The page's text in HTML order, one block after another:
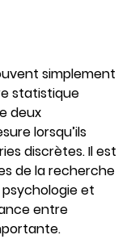
simplement
statistique
deux
lorsqu’ils
discrètes. Il est
de la recherche
psychologie et
entre